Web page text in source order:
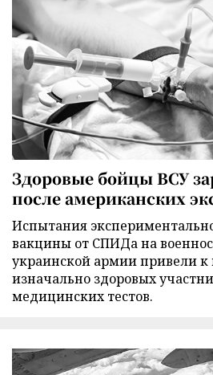
Здоровые бойцы ВСУ
после американских
Испытания
вакцины от СПИДа на
украинской армии привели
изначально здоровых
медицинских тестов.